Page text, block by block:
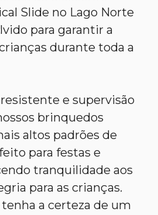
Slide no Lago Norte
para garantir a
durante toda a
e supervisão
brinquedos
altos padrões de
para festas e
tranquilidade aos
para as crianças.
a certeza de um